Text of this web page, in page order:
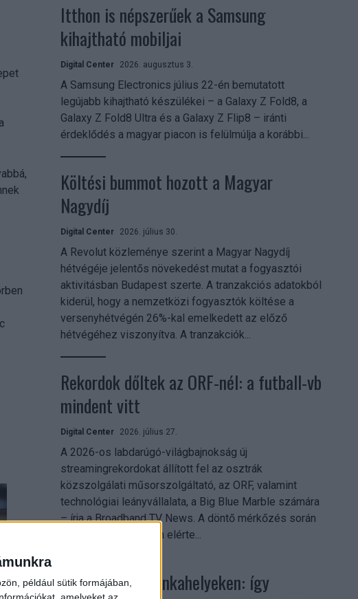
például sütik formájában,
amelyeket az
Itthon is népszerűek a Samsung
kihajtható mobiljai
Digital Center 2026. augusztus 3.
A Samsung Electronics július 22-én bemutatott
legújabb kihajtható készülékei – a Galaxy Z Fold8, a
Galaxy Z Fold8 Ultra és a Galaxy Z Flip8 – iránti
érdeklődés a magyar piacon is felülmúlja a korábbi...
Költési bummot hozott a Magyar
Nagydíj
Digital Center 2026. július 30.
A Revolut közleménye szerint a Magyar Nagydíj
hétvégéje jelentős növekedést mutat a fogyasztói
aktivitásban Budapest szerte. A tranzakciós adatokból
kiderül, hogy a nemzetközi fogyasztók költése a
versenyhétvégén 26%-kal emelkedett az előző
hétvégéhez viszonyítva. A tranzakciók...
Rekordok dőltek az ORF-nél: a futball-vb
mindent vitt
Digital Center 2026. július 27.
A 2026-os labdarúgó-világbajnokság új
streamingrekordokat állított fel az osztrák
közszolgálati műsorszolgáltató, az ORF, valamint
technológiai leányvállalata, a Big Blue Marble számára
– írja a Broadband TV News. A döntő mérkőzés során
az átlagos nézőszám elérte...
Shadow AI a munkahelyeken: így